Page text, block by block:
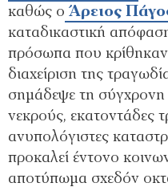
καθώς ο Άρειος
καταδικαστική
πρόσωπα που
διαχείριση της
σημάδεψε τη σύγχρονη
νεκρούς, εκατοντάδες
ανυπολόγιστες
προκαλεί έντονο
αποτύπωμα σχεδόν